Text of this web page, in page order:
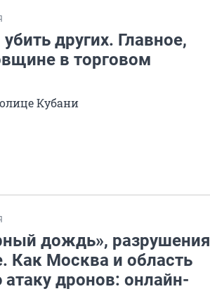
других. Главное,
в торговом
Кубани
дождь», разрушения
Как Москва и область
дронов: онлайн-